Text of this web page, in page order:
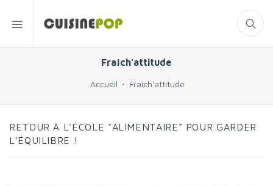
Fraîch'attitude
Accueil Fraîch'attitude
RETOUR À L'ÉCOLE "ALIMENTAIRE" POUR GARDER
L'ÉQUILIBRE !